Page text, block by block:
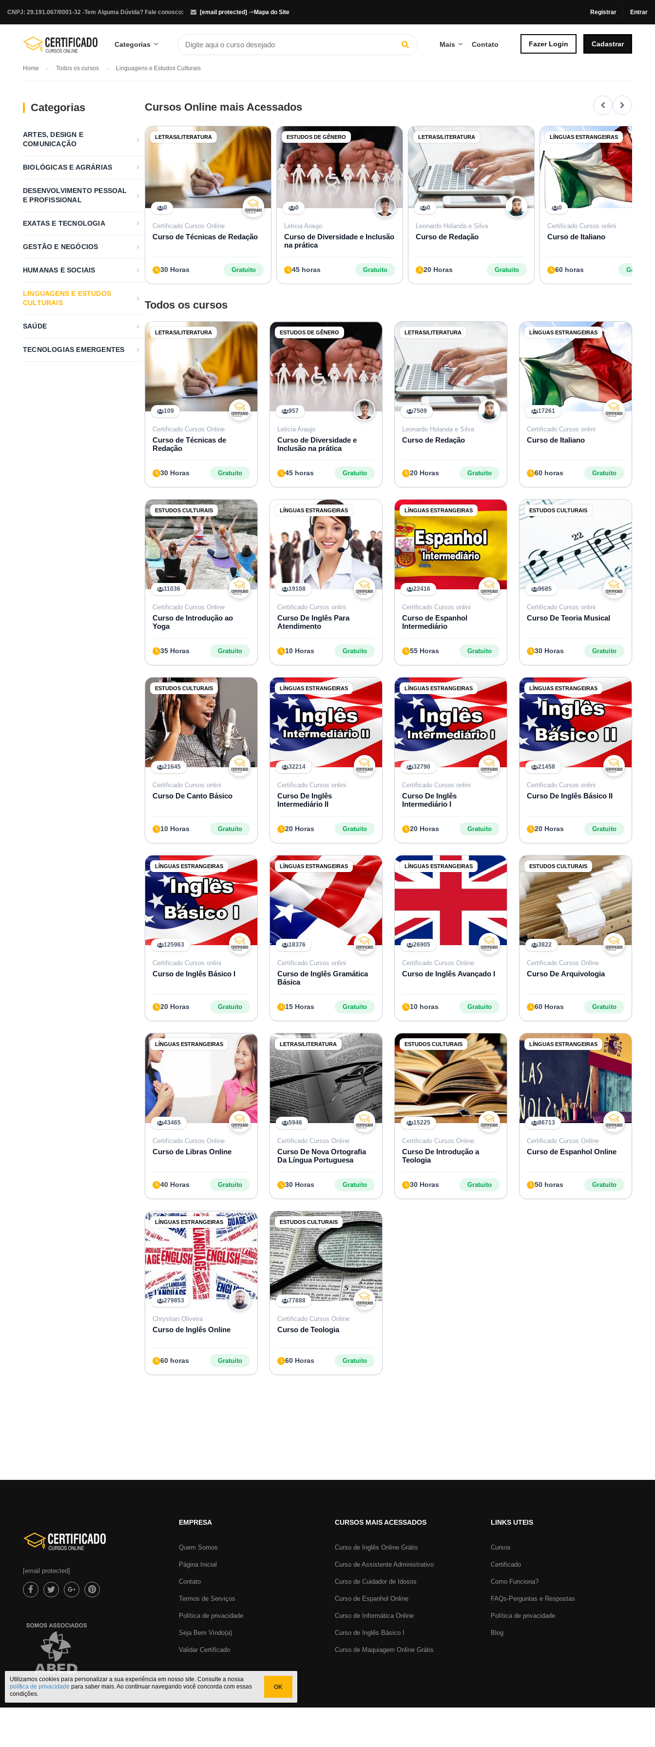
Tem Alguma Dúvida? Fale conosco: [email protected]
CNPJ: 29.191.067/0001-32 - ->Mapa do Site Registrar Entrar
Categorias Mais Contato Fazer Login Cadastrar
Home Todos os cursos Linguagens e Estudos Culturais
Categorias
ARTES, DESIGN E
COMUNICAÇÃO
BIOLÓGICAS E AGRÁRIAS
DESENVOLVIMENTO PESSOAL
E PROFISSIONAL
EXATAS E TECNOLOGIA
GESTÃO E NEGÓCIOS
HUMANAS E SOCIAIS
LINGUAGENS E ESTUDOS
CULTURAIS
SAÚDE
TECNOLOGIAS EMERGENTES
Cursos Online mais Acessados
LETRAS/LITERATURA
0
Certificado Cursos Online
Curso de Técnicas de Redação
30 Horas Gratuito
ESTUDOS DE GÊNERO
0
Leticia Araujo
Curso de Diversidade e Inclusão
na prática
45 horas Gratuito
LETRAS/LITERATURA
0
Leonardo Holanda e Silva
Curso de Redação
20 Horas Gratuito
LÍNGUAS ESTRANGEIRAS
0
Certificado Cursos onlini
Curso de Italiano
60 horas Gratuito
Todos os cursos
LETRAS/LITERATURA
109
Certificado Cursos Online
Curso de Técnicas de
Redação
30 Horas Gratuito
ESTUDOS DE GÊNERO
957
Leticia Araujo
Curso de Diversidade e
Inclusão na prática
45 horas Gratuito
LETRAS/LITERATURA
7509
Leonardo Holanda e Silva
Curso de Redação
20 Horas Gratuito
LÍNGUAS ESTRANGEIRAS
17261
Certificado Cursos onlini
Curso de Italiano
60 horas Gratuito
ESTUDOS CULTURAIS
11036
Certificado Cursos Online
Curso de Introdução ao
Yoga
35 Horas Gratuito
LÍNGUAS ESTRANGEIRAS
19108
Certificado Cursos onlini
Curso De Inglês Para
Atendimento
10 Horas Gratuito
LÍNGUAS ESTRANGEIRAS
22416
Certificado Cursos onlini
Curso de Espanhol
Intermediário
55 Horas Gratuito
ESTUDOS CULTURAIS
9685
Certificado Cursos onlini
Curso De Teoria Musical
30 Horas Gratuito
ESTUDOS CULTURAIS
21645
Certificado Cursos onlini
Curso De Canto Básico
10 Horas Gratuito
LÍNGUAS ESTRANGEIRAS
32214
Certificado Cursos onlini
Curso De Inglês
Intermediário II
20 Horas Gratuito
LÍNGUAS ESTRANGEIRAS
32790
Certificado Cursos onlini
Curso De Inglês
Intermediário I
20 Horas Gratuito
LÍNGUAS ESTRANGEIRAS
21458
Certificado Cursos onlini
Curso De Inglês Básico II
20 Horas Gratuito
LÍNGUAS ESTRANGEIRAS
125963
Certificado Cursos onlini
Curso de Inglês Básico I
20 Horas Gratuito
LÍNGUAS ESTRANGEIRAS
18376
Certificado Cursos onlini
Curso de Inglês Gramática
Básica
15 Horas Gratuito
LÍNGUAS ESTRANGEIRAS
26905
Certificado Cursos Online
Curso de Inglês Avançado I
10 horas Gratuito
ESTUDOS CULTURAIS
3822
Certificado Cursos Online
Curso De Arquivologia
60 Horas Gratuito
LÍNGUAS ESTRANGEIRAS
43465
Certificado Cursos Online
Curso de Libras Online
40 Horas Gratuito
LETRAS/LITERATURA
5946
Certificado Cursos Online
Curso De Nova Ortografia
Da Língua Portuguesa
30 Horas Gratuito
ESTUDOS CULTURAIS
15225
Certificado Cursos Online
Curso De Introdução a
Teologia
30 Horas Gratuito
LÍNGUAS ESTRANGEIRAS
86713
Certificado Cursos Online
Curso de Espanhol Online
50 horas Gratuito
LÍNGUAS ESTRANGEIRAS
279853
Chrystian Oliveira
Curso de Inglês Online
60 horas Gratuito
ESTUDOS CULTURAIS
77888
Certificado Cursos Online
Curso de Teologia
60 Horas Gratuito
[email protected]
EMPRESA
Quem Somos
Página Inicial
Contato
Termos de Serviços
Política de privacidade
Seja Bem Vindo(a)
Validar Certificado
CURSOS MAIS ACESSADOS
Curso de Inglês Online Grátis
Curso de Assistente Administrativo
Curso de Cuidador de Idosos
Curso de Espanhol Online
Curso de Informática Online
Curso de Inglês Básico I
Curso de Maquiagem Online Grátis
LINKS UTEIS
Cursos
Certificado
Como Funciona?
FAQs-Perguntas e Respostas
Política de privacidade
Blog
Utilizamos cookies para personalizar a sua experiência em nosso site. Consulte a nossa
política de privacidade para saber mais. Ao continuar navegando você concorda com essas
condições.
OK